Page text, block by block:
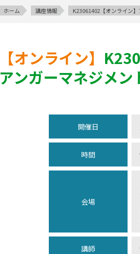
ホーム 講座情報 K23061402【オンライン
【オンライン】
アンガーマネジメン
開催日
時間
会場
講師